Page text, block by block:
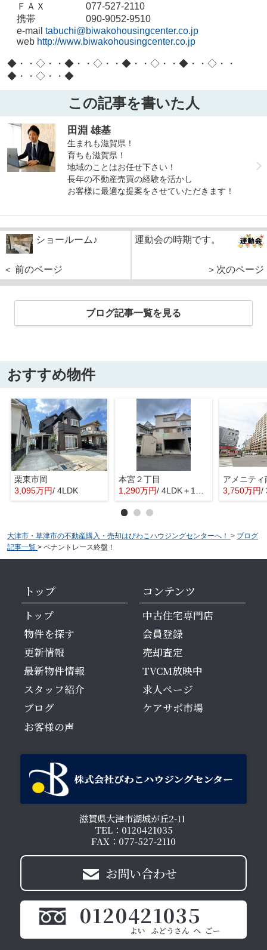
ＦＡＸ 077-527-2110
携帯 090-9052-9510
e-mail tabuchi@biwakohousingcenter.co.jp
web http://www.biwakohousingcenter.co.jp
◆・・◇・・◆・・◇・・◆・・◇・・◆・・◇・・
◆・・◇・・◆
この記事を書いた人
田淵 雄基
生まれも滋賀県！
育ちも滋賀県！
地域のことはお任せ下さい！
長年の不動産売買の経験を活かし
お客様に最適な提案をさせていただきます！
ショールーム♪
＜ 前のページ
運動会の時期です。
＞次のページ
ブログ記事一覧を見る
おすすめ物件
栗東市岡
3,095万円/ 4LDK
本宮２丁目
1,290万円/ 4LDK＋1S(納戸) 3,750万円/
大津市・草津市の不動産購入・売却はびわこハウジングセンターへ！ > ブログ
記事一覧 > ペナントレース終盤！
トップ
トップ
物件を探す
更新情報
最新物件情報
スタッフ紹介
ブログ
お客様の声
コンテンツ
中古住宅専門店
会員登録
売却査定
TVCM放映中
求人ページ
ケアサポ市場
滋賀県大津市湖城が丘2-11
TEL：0120421035
FAX：077-527-2110
お問い合わせ
0120421035